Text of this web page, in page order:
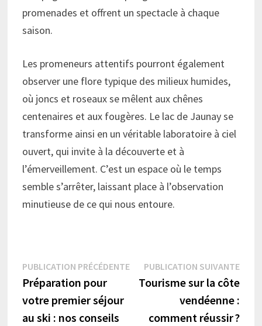
promenades et offrent un spectacle à chaque
saison.
Les promeneurs attentifs pourront également
observer une flore typique des milieux humides,
où joncs et roseaux se mêlent aux chênes
centenaires et aux fougères. Le lac de Jaunay se
transforme ainsi en un véritable laboratoire à ciel
ouvert, qui invite à la découverte et à
l’émerveillement. C’est un espace où le temps
semble s’arrêter, laissant place à l’observation
minutieuse de ce qui nous entoure.
Navigation
de
l’article
PUBLICATION PRÉCÉDENTEPublication
précédente :
Préparation pour
votre premier séjour
au ski : nos conseils
PUBLICATION SUIVANTE
Tourisme sur la côte
vendéenne :
comment réussir ?